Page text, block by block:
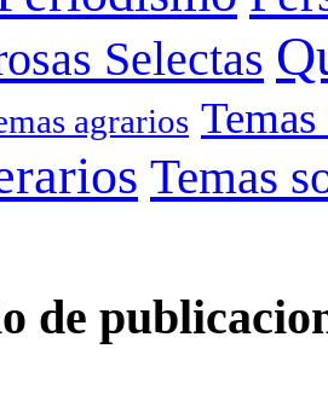
Selectas
agrarios
Temas
de